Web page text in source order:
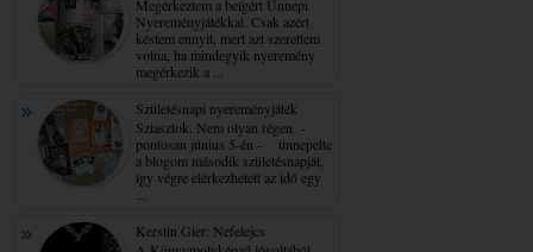
Megérkeztem a beígért Ünnepi
Nyereményjátékkal. Csak azért
késtem ennyit, mert azt szerettem
volna, ha mindegyik nyeremény
megérkezik a ...
Születésnapi nyereményjáték
Sziasztok. Nem olyan régen -
pontosan június 5-én - ünnepelte
a blogom második születésnapját,
így végre elérkezhetett az idő egy
Kerstin Gier: Nefelejcs